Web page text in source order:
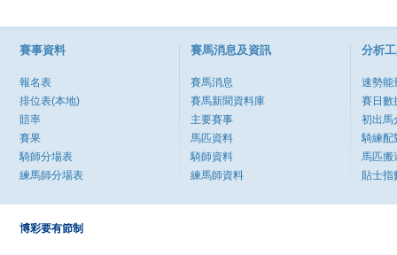
賽事資料
報名表
排位表(本地)
賠率
賽果
騎師分場表
練馬師分場表
賽馬消息及資訊
賽馬消息
賽馬新聞資料庫
主要賽事
馬匹資料
騎師資料
練馬師資料
分析
速勢能
賽日數
初出馬
騎練配
馬匹搬
貼士指
博彩要有節制